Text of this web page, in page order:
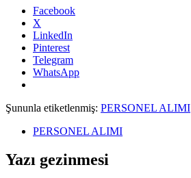
Facebook
X
LinkedIn
Pinterest
Telegram
WhatsApp
Şununla etiketlenmiş: PERSONEL ALIMI
PERSONEL ALIMI
Yazı gezinmesi